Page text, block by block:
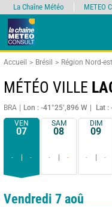
Accueil Brésil Région Nord-est
MÉTÉO VILLE
BRA Lon : -41°25’,896 W Lat :
VEN
07
- -
SAM
08
- -
DIM
09
- -
Comparateur
Vendredi 7 aoû
La Chaîne Météo METEO